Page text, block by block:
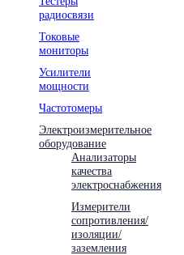
радиосвязи
Токовые
мониторы
Усилители
мощности
Частотомеры
Электроизмерительное
оборудование
Анализаторы
качества
электроснабжения
Измерители
сопротивления/
изоляции/
заземления